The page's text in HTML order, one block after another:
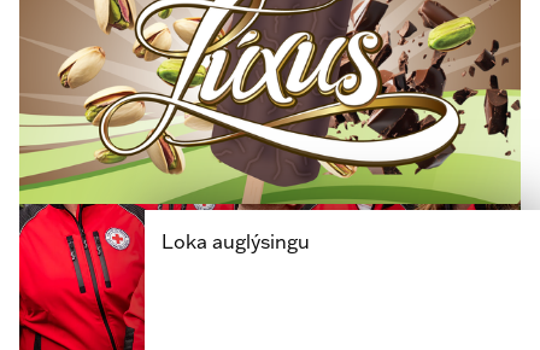
Loka auglýsingu